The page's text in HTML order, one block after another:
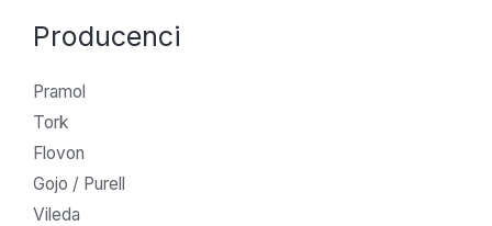
Producenci
Pramol
Tork
Flovon
Gojo / Purell
Vileda